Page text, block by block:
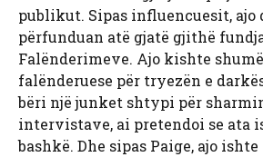
publikut. Sipas influencuesit, ajo
përfunduan atë gjatë gjithë
Falënderimeve. Ajo kishte
falënderuese për tryezën e
bëri një junket shtypi për
intervistave, ai pretendoi se ata
bashkë. Dhe sipas Paige, ajo